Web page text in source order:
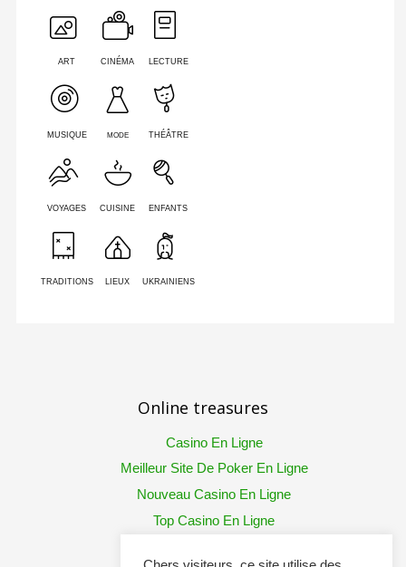
ART CINÉMA LECTURE
MUSIQUE MODE THÉÂTRE
VOYAGES CUISINE ENFANTS
TRADITIONS LIEUX UKRAINIENS
Online treasures
Casino En Ligne
Meilleur Site De Poker En Ligne
Nouveau Casino En Ligne
Top Casino En Ligne